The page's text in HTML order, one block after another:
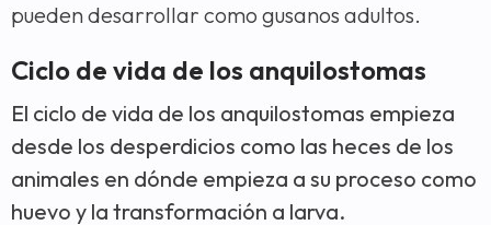
pueden desarrollar como gusanos adultos.
Ciclo de vida de los anquilostomas
El ciclo de vida de los anquilostomas empieza
desde los desperdicios como las heces de los
animales en dónde empieza a su proceso como
huevo y la transformación a larva.